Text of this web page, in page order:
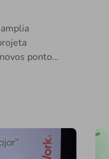
pontos